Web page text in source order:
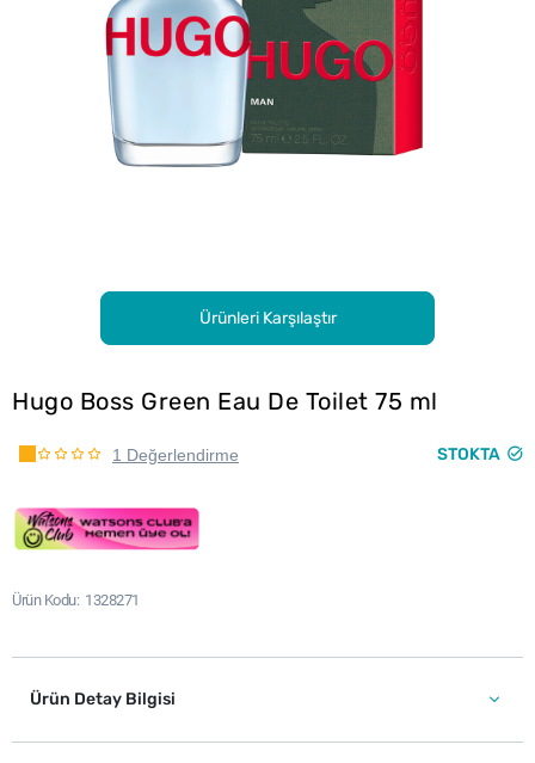
Ürünleri Karşılaştır
Hugo Boss Green Eau De Toilet 75 ml
1 Değerlendirme STOKTA
Ürün Kodu 1328271
Ürün Detay Bilgisi